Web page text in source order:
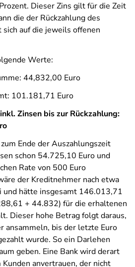
Dieser Zins gilt für die Zeit
die der Rückzahlung des
auf die jeweils offenen
Werte:
44,832,00 Euro
101.181,71 Euro
Zinsen bis zur Rückzahlung:
Ende der Auszahlungszeit
schon 54.725,10 Euro und
Rate von 500 Euro
der Kreditnehmer nach etwa
und hätte insgesamt 146.013,71
+ 44.832) für die erhaltenen
Dieser hohe Betrag folgt daraus,
ansammeln, bis der letzte Euro
wurde. So ein Darlehen
geben. Eine Bank wird derart
anvertrauen, der nicht